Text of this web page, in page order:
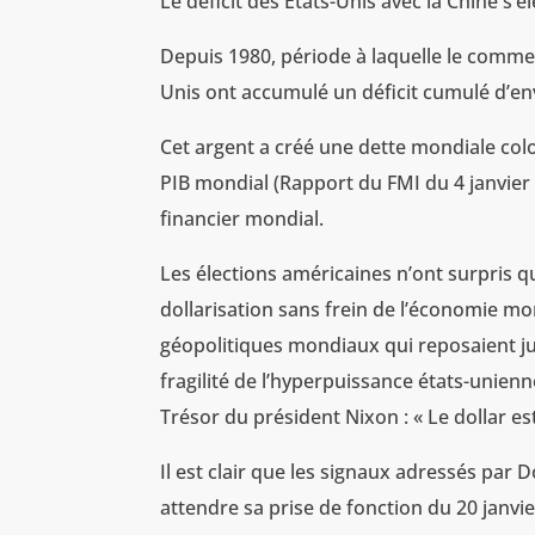
Depuis 1980, période à laquelle le
Unis ont accumulé un déficit cumulé
Cet argent a créé une dette mondiale
PIB mondial (Rapport du FMI du 4
financier mondial.
Les élections américaines n’ont surpris
dollarisation sans frein de l’économie
géopolitiques mondiaux qui reposaient
fragilité de l’hyperpuissance états-
Trésor du président Nixon : « Le dollar
Il est clair que les signaux adressés par
attendre sa prise de fonction du 20